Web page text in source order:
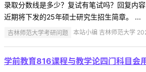
录取分数线是多少？复试有笔试吗？回复内
近期将下发的25年硕士研究生招生简章。 ...
吉林师范大学考研问题 本站小编 吉林师范大学
学前教育816课程与教学论四门科目会